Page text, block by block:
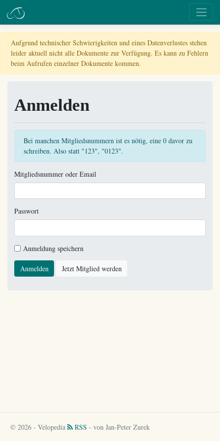
Aufgrund technischer Schwierigkeiten und eines Datenverlustes stehen
leider aktuell nicht alle Dokumente zur Verfügung. Es kann zu Fehlern
beim Aufrufen einzelner Dokumente kommen.
Anmelden
Bei manchen Mitgliedsnummern ist es nötig, eine 0 davor zu
schreiben. Also statt "123", "0123".
Mitgliedsnummer oder Email
Passwort
Anmeldung speichern
Anmelden Jetzt Mitglied werden
© 2026 - Velopedia RSS - von Jan-Peter Zurek